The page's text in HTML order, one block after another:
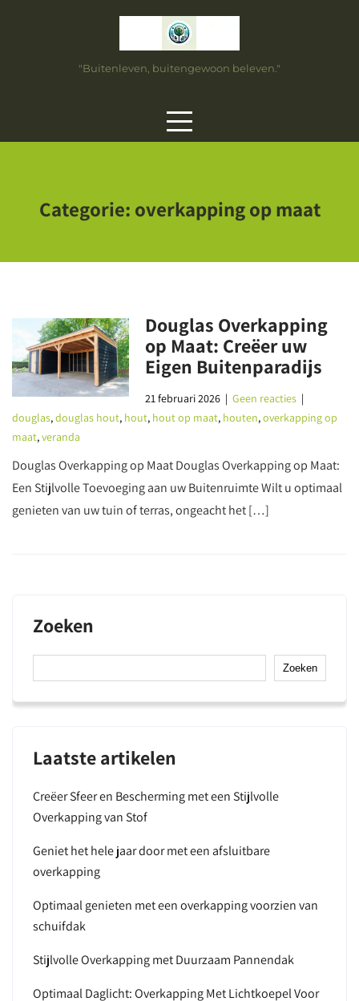
"Buitenleven, buitengewoon beleven."
Categorie: overkapping op maat
Douglas Overkapping
op Maat: Creëer uw
Eigen Buitenparadijs
21 februari 2026 |Geen reacties |
douglas,douglas hout, hout, hout op maat, houten,overkapping op
maat,veranda
Douglas Overkapping op Maat Douglas Overkapping op Maat:
Een Stijlvolle Toevoeging aan uw Buitenruimte Wilt u optimaal
genieten van uw tuin of terras, ongeacht het […]
Zoeken
Zoeken
Laatste artikelen
Creëer Sfeer en Bescherming met een Stijlvolle
Overkapping van Stof
Geniet het hele jaar door met een afsluitbare
overkapping
Optimaal genieten met een overkapping voorzien van
schuifdak
Stijlvolle Overkapping met Duurzaam Pannendak
Optimaal Daglicht: Overkapping Met Lichtkoepel Voor